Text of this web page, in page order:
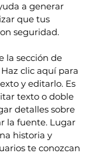
a generar
que tus
seguridad.
la sección de
clic aquí para
y editarlo. Es
texto o doble
detalles sobre
la fuente. Lugar
historia y
te conozcan